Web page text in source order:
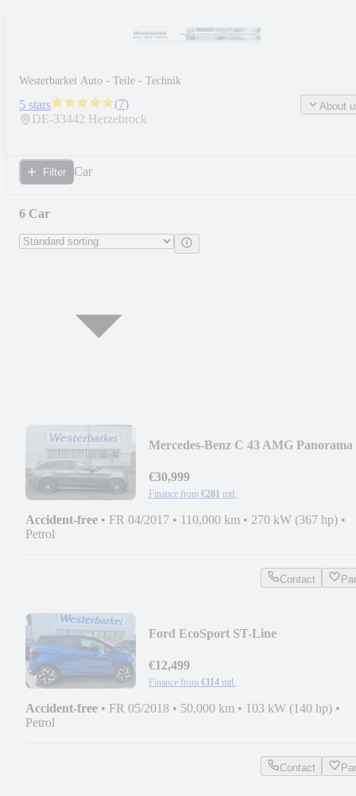
Westerbarkei Auto - Teile - Technik
5 stars (7)
DE-33442 Herzebrock
About
Filter Car
6 Car
Mercedes-Benz C 43 AMG Panorama
€30,999
Finance from €281 mtl.
Accident-free • FR 04/2017 • 110,000 km • 270 kW (367 hp) •
Petrol
Contact
Ford EcoSport ST-Line
€12,499
Finance from €114 mtl.
Accident-free • FR 05/2018 • 50,000 km • 103 kW (140 hp) •
Petrol
Contact